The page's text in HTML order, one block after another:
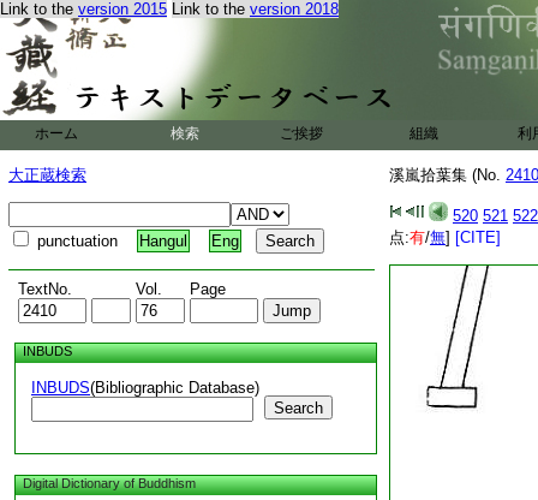
Link to the version 2015 Link to the version 2018
ホーム 検索 ご挨拶 組織 利
大正蔵検索
punctuation Hangul Eng
TextNo. Vol. Page
INBUDS
INBUDS(Bibliographic Database)
Search
Digital Dictionary of Buddhism
溪嵐拾葉集 (No.
520 521 522
点:有/無] [CITE]